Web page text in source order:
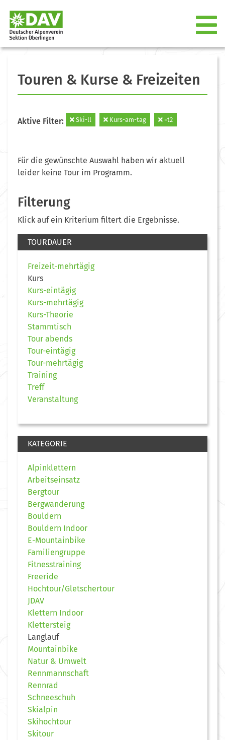
Touren & Kurse & Freizeiten
Aktive Filter: Ski-ll Kurs-am-tag =t2
Für die gewünschte Auswahl haben wir aktuell
leider keine Tour im Programm.
Filterung
Klick auf ein Kriterium filtert die Ergebnisse.
TOURDAUER
Freizeit-mehrtägig
Kurs
Kurs-eintägig
Kurs-mehrtägig
Kurs-Theorie
Stammtisch
Tour abends
Tour-eintägig
Tour-mehrtägig
Training
Treff
Veranstaltung
KATEGORIE
Alpinklettern
Arbeitseinsatz
Bergtour
Bergwanderung
Bouldern
Bouldern Indoor
E-Mountainbike
Familiengruppe
Fitnesstraining
Freeride
Hochtour/Gletschertour
JDAV
Klettern Indoor
Klettersteig
Langlauf
Mountainbike
Natur & Umwelt
Rennmannschaft
Rennrad
Schneeschuh
Skialpin
Skihochtour
Skitour